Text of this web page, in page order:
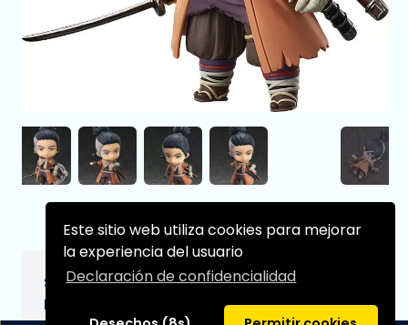
Este sitio web utiliza cookies para mejorar
la experiencia del usuario
Declaración de confidencialidad
Sekiro: Shadows Die Twice Figura
Nendoroid Sekiro 10 cm